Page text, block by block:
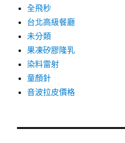
全飛秒
台北高級餐廳
未分類
果凍矽膠隆乳
染料雷射
童顏針
音波拉皮價格